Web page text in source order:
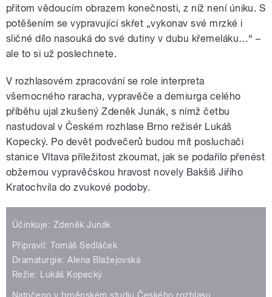
přitom vědoucím obrazem konečnosti, z níž není úniku. S
potěšením se vypravující skřet „vykonav své mrzké i
sličné dílo nasouká do své dutiny v dubu křemeláku…“ –
ale to si už poslechnete.
V rozhlasovém zpracování se role interpreta
všemocného raracha, vypravěče a demiurga celého
příběhu ujal zkušený Zdeněk Junák, s nímž četbu
nastudoval v Českém rozhlase Brno režisér Lukáš
Kopecký. Po devět podvečerů budou mít posluchači
stanice Vltava příležitost zkoumat, jak se podařilo přenést
obžernou vypravěčskou hravost novely Bakšiš Jiřího
Kratochvila do zvukové podoby.
Účinkuje: Zdeněk Junák
Připravil: Tomáš Sedláček
Dramaturgie: Alena Blažejovská
Režie: Lukáš Kopecký